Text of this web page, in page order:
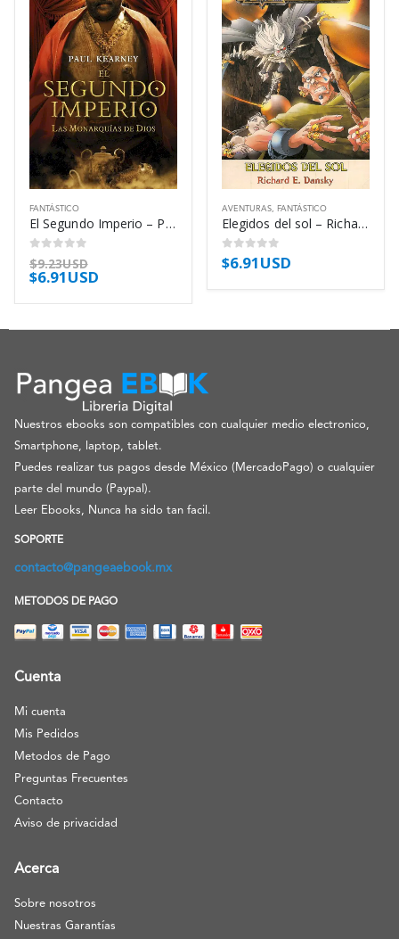
FANTÁSTICO
El Segundo Imperio – Paul Kearney
0out of 5
$9.23USD
$6.91USD
AVENTURAS, FANTÁSTICO
Elegidos del sol – Richard E. Dansky
0out of 5
$6.91USD
Nuestros ebooks son compatibles con cualquier medio electronico,
Smartphone, laptop, tablet.
Puedes realizar tus pagos desde México (MercadoPago) o cualquier
parte del mundo (Paypal).
Leer Ebooks, Nunca ha sido tan facil.
SOPORTE
contacto@pangeaebook.mx
METODOS DE PAGO
Cuenta
Mi cuenta
Mis Pedidos
Metodos de Pago
Preguntas Frecuentes
Contacto
Aviso de privacidad
Acerca
Sobre nosotros
Nuestras Garantías